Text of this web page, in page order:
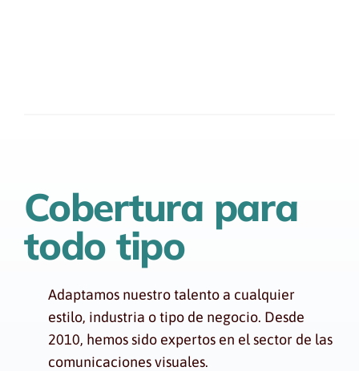
Cobertura para
todo tipo
Adaptamos nuestro talento a cualquier
estilo, industria o tipo de negocio. Desde
2010, hemos sido expertos en el sector de las
comunicaciones visuales.